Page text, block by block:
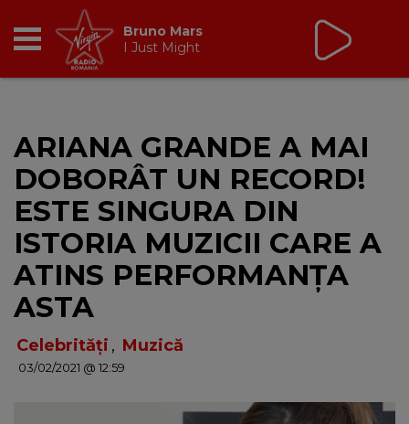
BREAKFAST
TIC TALK
CÂȘTIGĂ
HOT 30
DANCEFLOOR CHART
cu Virgin Radio Romania
24/24
ARIANA GRANDE A MAI
DOBORÂT UN RECORD!
ESTE SINGURA DIN
ISTORIA MUZICII CARE A
ATINS PERFORMANȚA
ASTA
Celebrități , Muzică
03/02/2021 @ 12:59